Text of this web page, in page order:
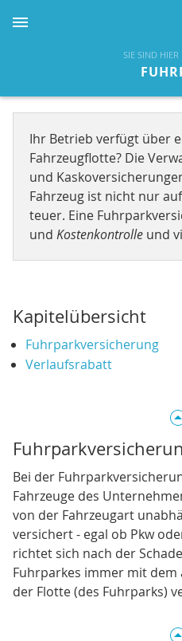
SIE SIND HIER
Ihr Betrieb verfügt über
Fahrzeugflotte? Die
und
Fahrzeug ist nicht nur
teuer. Eine
und Kostenkontrolle und
Kapitelübersicht
Fuhrparkversicherung
Verlaufsrabatt
Bei der
Fahrzeuge des
von der Fahrzeugart
versichert - egal ob Pkw
richtet sich nach der
Fuhrparkes immer mit
der Flotte (des Fuhrparks)